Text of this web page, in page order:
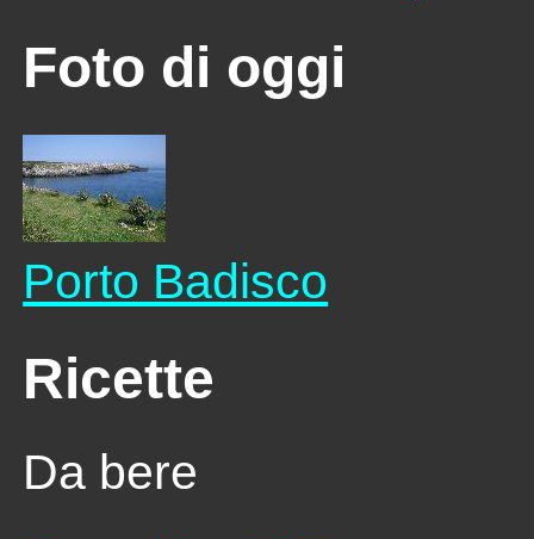
Foto di oggi
Porto Badisco
Ricette
Da bere